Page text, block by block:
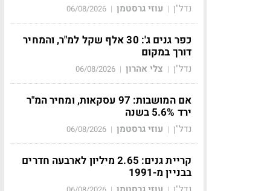
נדל"ן | עוזי גרסטמן |
06/08/2026
כפר גנים ג': 30 אלף שקל למ"ר, והמחיר
דורך במקום
נדל"ן | צלי אהרון |
06/08/2026
אם המושבות: 97 עסקאות, ומחיר המ"ר
ירד 5.6% בשנה
נדל"ן | עוזי גרסטמן |
06/08/2026
קריית גנים: 2.65 מיליון לארבעה חדרים
בבניין מ-1991